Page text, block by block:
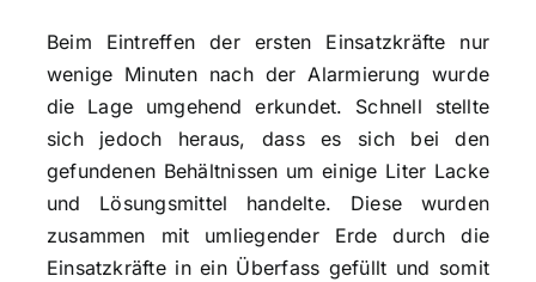
Beim Eintreffen der ersten Einsatzkräfte nur
wenige Minuten nach der Alarmierung wurde
die Lage umgehend erkundet. Schnell stellte
sich jedoch heraus, dass es sich bei den
gefundenen Behältnissen um einige Liter Lacke
und Lösungsmittel handelte. Diese wurden
zusammen mit umliegender Erde durch die
Einsatzkräfte in ein Überfass gefüllt und somit